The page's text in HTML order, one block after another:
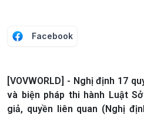
Facebook
[VOVWORLD] - Nghị định 17
và biện pháp thi hành Luật
giả, quyền liên quan (Nghị